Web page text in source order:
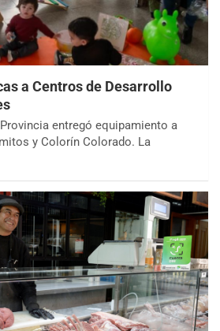
a Centros de Desarrollo
entregó equipamiento a
y Colorín Colorado. La